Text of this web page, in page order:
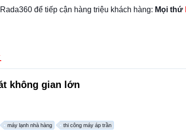
để tiếp cận hàng triệu khách hàng: Mọi thứ
không gian lớn
máy lạnh nhà hàng thi công máy áp trần